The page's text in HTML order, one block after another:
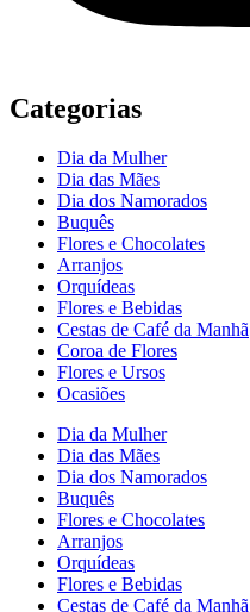
Categorias
Dia da Mulher
Dia das Mães
Dia dos Namorados
Buquês
Flores e Chocolates
Arranjos
Orquídeas
Flores e Bebidas
Cestas de Café da Manhã
Coroa de Flores
Flores e Ursos
Ocasiões
Dia da Mulher
Dia das Mães
Dia dos Namorados
Buquês
Flores e Chocolates
Arranjos
Orquídeas
Flores e Bebidas
Cestas de Café da Manhã